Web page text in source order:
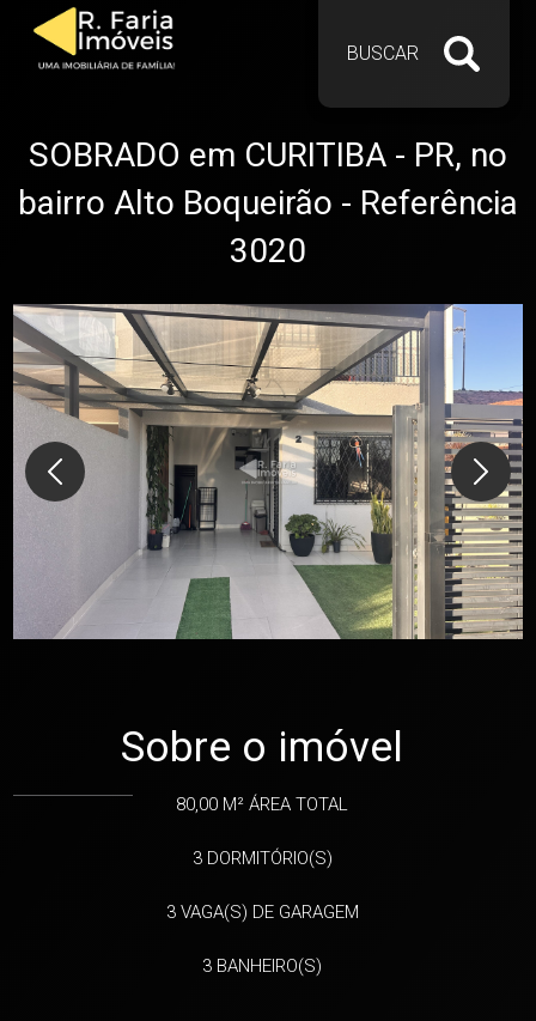
BUSCAR
SOBRADO em CURITIBA - PR, no
bairro Alto Boqueirão - Referência
3020
Sobre o imóvel
80,00 M² ÁREA TOTAL
3DORMITÓRIO(S)
3VAGA(S) DE GARAGEM
3 BANHEIRO(S)